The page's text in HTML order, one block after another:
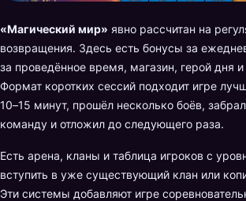
«Магический мир» явно рассчитан на
возвращения. Здесь есть бонусы за
за проведённое время, магазин, герой дня
Формат коротких сессий подходит игре
10–15 минут, прошёл несколько боёв,
команду и отложил до следующего раза.
Есть арена, кланы и таблица игроков с
вступить в уже существующий клан или
Эти системы добавляют игре